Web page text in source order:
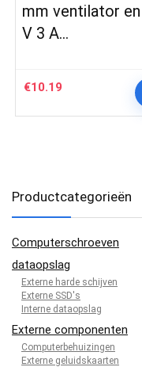
mm ventilator
V 3 A…
€10.19
Productcategorieën
Computerschroeven
dataopslag
Externe harde schijven
Externe SSD's
Interne dataopslag
Externe componenten
Computerbehuizingen
Externe geluidskaarten